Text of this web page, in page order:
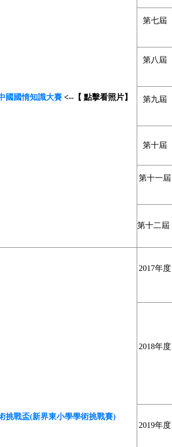
國國情知識大賽 <--【 點擊看照片】
第七屆
第八屆
第九屆
第十屆
第十一屆
第十二屆
挑戰盃(新界東小學學術挑戰賽)
2017年度
2018年度
2019年度